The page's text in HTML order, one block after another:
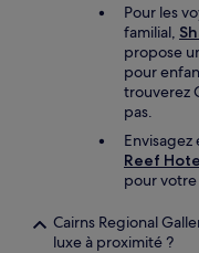
Pour les
familial,
propose
pour
trouverez
pas.
Reef
pour votre
Cairns Regional
luxe à proximité ?